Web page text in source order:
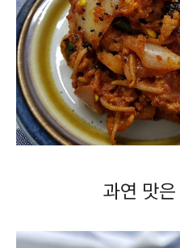
과연 맛